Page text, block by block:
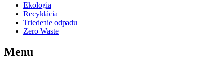
Ekologia
Recyklácia
Triedenie odpadu
Zero Waste
Menu